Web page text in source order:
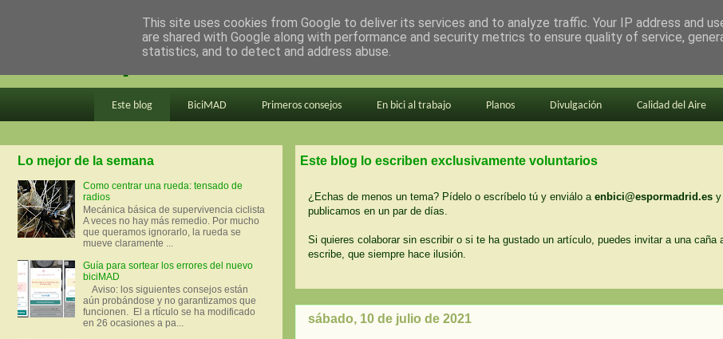
en bici por madrid
Este blog BiciMAD Primeros consejos En bici al trabajo Planos Divulgación Calidad del Aire
Este blog lo escriben exclusivamente voluntarios
¿Echas de menos un tema? Pídelo o escríbelo tú y enviálo a enbici@espormadrid.es y
publicamos en un par de días.
Si quieres colaborar sin escribir o si te ha gustado un artículo, puedes invitar a una caña
escribe, que siempre hace ilusión.
sábado, 10 de julio de 2021
Lo mejor de la semana
Como centrar una rueda: tensado de
radios
Mecánica básica de supervivencia ciclista
A veces no hay más remedio. Por mucho
que queramos ignorarlo, la rueda se
mueve claramente ...
Guía para sortear los errores del nuevo
biciMAD
Aviso: los siguientes consejos están
aún probándose y no garantizamos que
funcionen. El a rtículo se ha modificado
en 26 ocasiones a pa...
This site uses cookies from Google to deliver its services and to analyze traffic. Your IP address and
are shared with Google along with performance and security metrics to ensure quality of service,
statistics, and to detect and address abuse.